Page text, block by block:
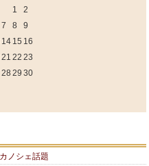
1
2
7 8
9
14 15 16
21 22 23
28 29 30
ノシェ話題